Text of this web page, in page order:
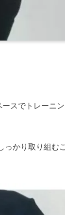
スでトレーニ
かり取り組